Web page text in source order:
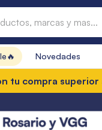
Novedades
superior a